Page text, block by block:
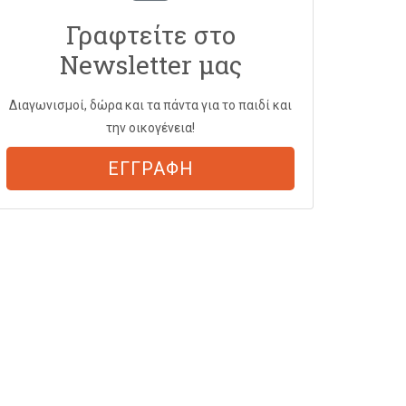
Γραφτείτε στο
Newsletter μας
Διαγωνισμοί, δώρα και τα πάντα για το παιδί και
την οικογένεια!
ΕΓΓΡΑΦΗ